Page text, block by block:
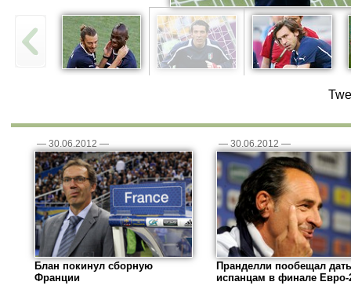
— 30.06.2012 —
Блан покинул сборную
Франции
— 30.06.2012 —
Пранделли пообещал
испанцам в финале Евро-